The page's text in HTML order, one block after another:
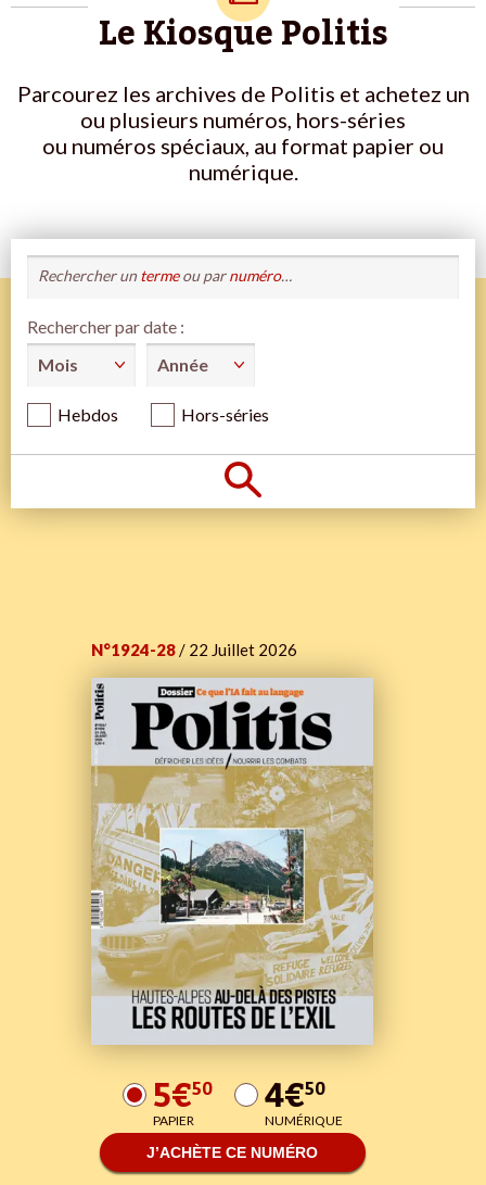
Le Kiosque Politis
Parcourez les archives de Politis et achetez un
ou plusieurs numéros, hors-séries
ou numéros spéciaux, au format papier ou
numérique.
Rechercher un termeou parnuméro…
Rechercher par date :
Hebdos Hors-séries
N°1924-28 / 22 Juillet 2026
5€50
PAPIER 4€50
NUMÉRIQUE
J’ACHÈTE CE NUMÉRO